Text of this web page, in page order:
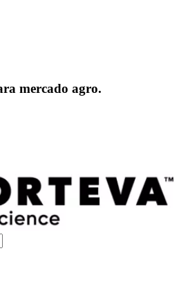
mercado agro.